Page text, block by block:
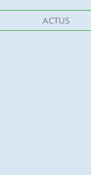
ACTUS